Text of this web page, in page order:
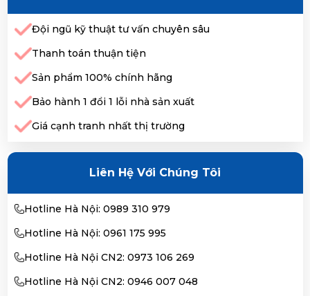
Đội ngũ kỹ thuật tư vấn chuyên sâu
Thanh toán thuận tiện
Sản phẩm 100% chính hãng
Bảo hành 1 đổi 1 lỗi nhà sản xuất
Giá cạnh tranh nhất thị trường
Liên Hệ Với Chúng Tôi
Hotline Hà Nội: 0989 310 979
Hotline Hà Nội: 0961 175 995
Hotline Hà Nội CN2: 0973 106 269
Hotline Hà Nội CN2: 0946 007 048